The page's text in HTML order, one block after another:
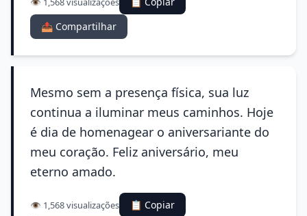
📤 Compartilhar
Mesmo sem a presença física, sua luz
continua a iluminar meus caminhos. Hoje
é dia de homenagear o aniversariante do
meu coração. Feliz aniversário, meu
eterno amado.
👁️ 1,568 visualizações
📋 Copiar